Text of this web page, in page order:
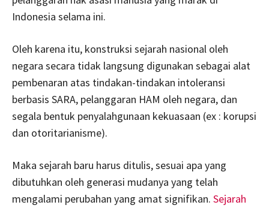
Indonesia selama ini.
Oleh karena itu, konstruksi sejarah nasional oleh
negara secara tidak langsung digunakan sebagai alat
pembenaran atas tindakan-tindakan intoleransi
berbasis SARA, pelanggaran HAM oleh negara, dan
segala bentuk penyalahgunaan kekuasaan (ex : korupsi
dan otoritarianisme).
Maka sejarah baru harus ditulis, sesuai apa yang
dibutuhkan oleh generasi mudanya yang telah
mengalami perubahan yang amat signifikan. Sejarah